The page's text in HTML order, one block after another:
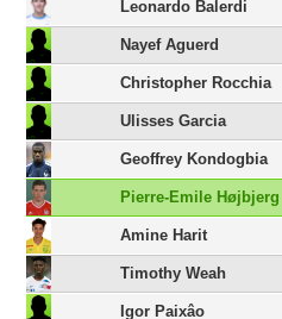
Leonardo Balerdi
Nayef Aguerd
Christopher Rocchia
Ulisses Garcia
Geoffrey Kondogbia
Pierre-Emile Højbjerg
Amine Harit
Timothy Weah
Igor Paixâo